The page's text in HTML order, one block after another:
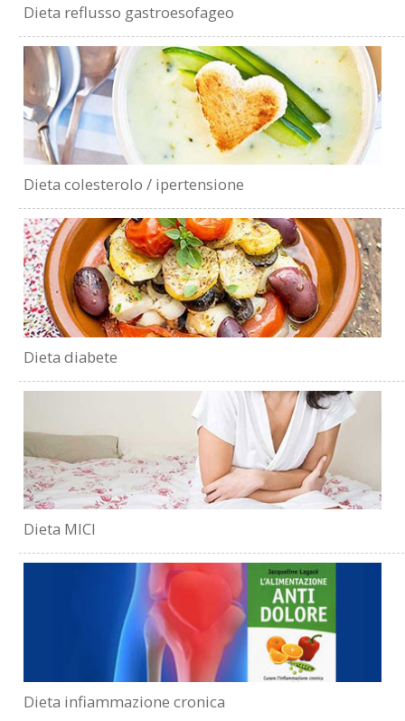
Dieta reflusso gastroesofageo
Dieta colesterolo / ipertensione
Dieta diabete
Dieta MICI
Dieta infiammazione cronica